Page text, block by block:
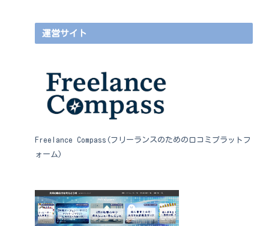
運営サイト
Freelance Compass(フリーランスのための口コミプラットフ
ォーム)